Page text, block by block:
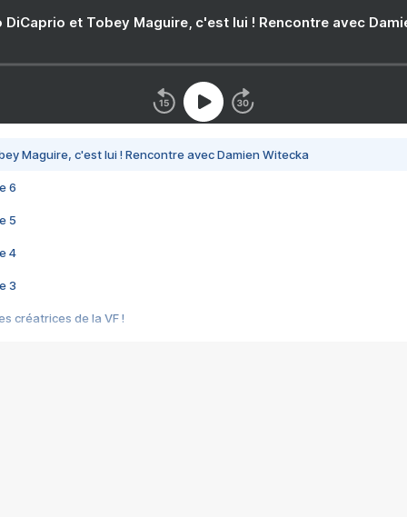
DiCaprio et Tobey Maguire, c'est lui ! Rencontre avec
Maguire, c'est lui ! Rencontre avec Damien Witecka
6
5
4
3
créatrices de la VF !